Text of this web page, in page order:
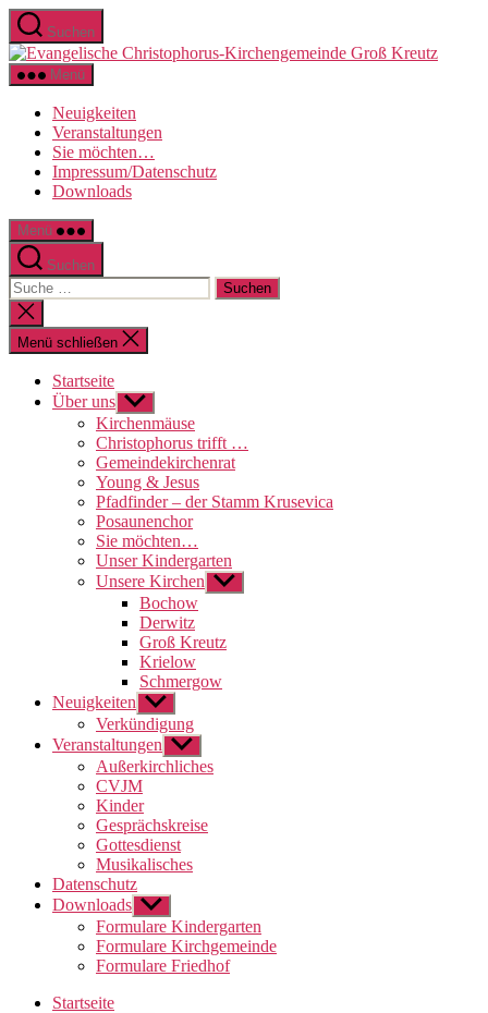
Direkt
zum
Inhalt
wechseln
Suchen
Menü
Neuigkeiten
Veranstaltungen
Sie möchten…
Impressum/Datenschutz
Downloads
Menü
Suchen
Suche
nach:
Suche
schließen
Menü schließen
Startseite
Über uns Untermenü
anzeigen
Kirchenmäuse
Christophorus trifft …
Gemeindekirchenrat
Young & Jesus
Pfadfinder – der Stamm Krusevica
Posaunenchor
Sie möchten…
Unser Kindergarten
Unsere Kirchen Untermenü
anzeigen
Bochow
Derwitz
Groß Kreutz
Krielow
Schmergow
Neuigkeiten Untermenü
anzeigen
Verkündigung
Veranstaltungen Untermenü
anzeigen
Außerkirchliches
CVJM
Kinder
Gesprächskreise
Gottesdienst
Musikalisches
Datenschutz
Downloads Untermenü
anzeigen
Formulare Kindergarten
Formulare Kirchgemeinde
Formulare Friedhof
Startseite